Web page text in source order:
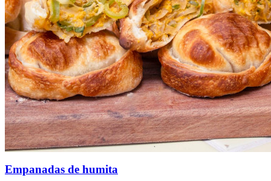
Empanadas de humita